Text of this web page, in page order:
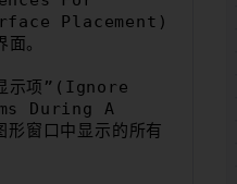
Placement)
。
显示项”(Ignore
During A
窗口中显示的所有